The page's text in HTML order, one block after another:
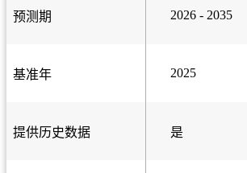
预测期 2026 - 2035
基准年 2025
提供历史数据 是